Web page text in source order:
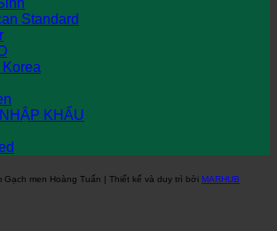
Standard
KHẨU
Gạch men Hoàng Tuấn | Thiết kế và duy trì bởi MARHUB